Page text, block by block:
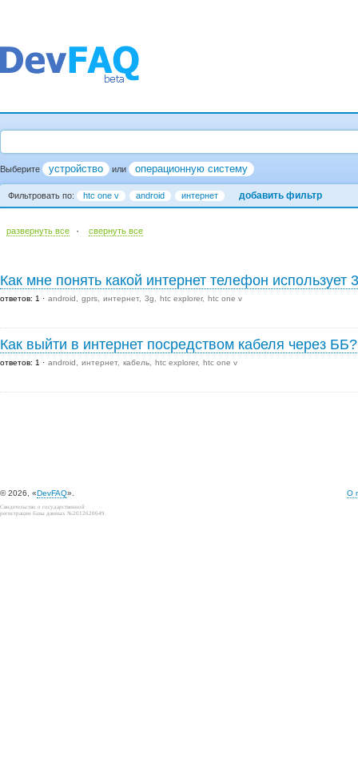
Выберите устройство или операционную систему
Фильтровать по: htc one v android интернет добавить фильтр
развернуть все · cвернуть все
Как мне понять какой интернет телефон использует
ответов: 1 android gprs интернет 3g htc explorer htc one v
Как выйти в интернет посредством кабеля через ББ?
ответов: 1 android интернет кабель htc explorer htc one v
© 2026, «DevFAQ». О
Свидетельство о государственной
регистрации базы данных №2012620649.